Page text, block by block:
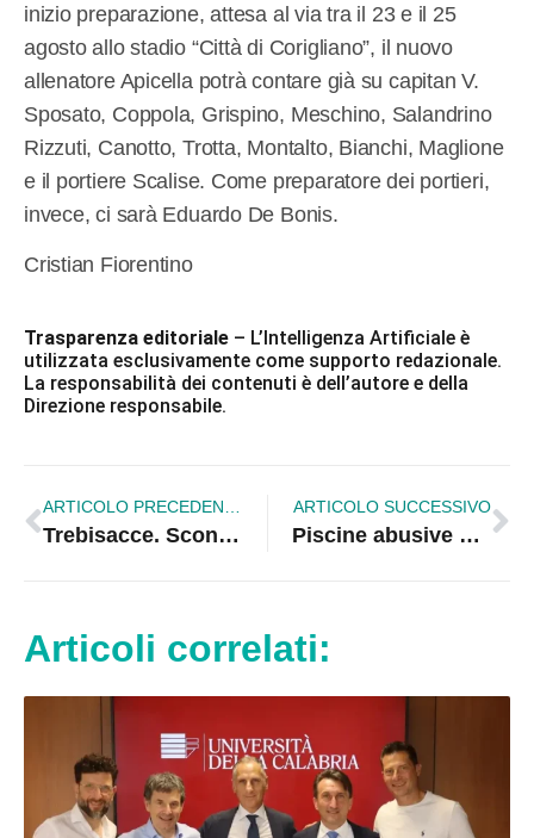
inizio preparazione, attesa al via tra il 23 e il 25
agosto allo stadio “Città di Corigliano”, il nuovo
allenatore Apicella potrà contare già su capitan V.
Sposato, Coppola, Grispino, Meschino, Salandrino
Rizzuti, Canotto, Trotta, Montalto, Bianchi, Maglione
e il portiere Scalise. Come preparatore dei portieri,
invece, ci sarà Eduardo De Bonis.
Cristian Fiorentino
Trasparenza editoriale – L’Intelligenza Artificiale è
utilizzata esclusivamente come supporto redazionale.
La responsabilità dei contenuti è dell’autore e della
Direzione responsabile.
ARTICOLO PRECEDENTE
Trebisacce. Scongiurata la chiusura del Pronto Soccorso attivo presso il Chidichimo
ARTICOLO SUCCESSIVO
Piscine abusive a Corigliano Rossano, verifiche in corso: solo il 10% è regolare
Articoli correlati: